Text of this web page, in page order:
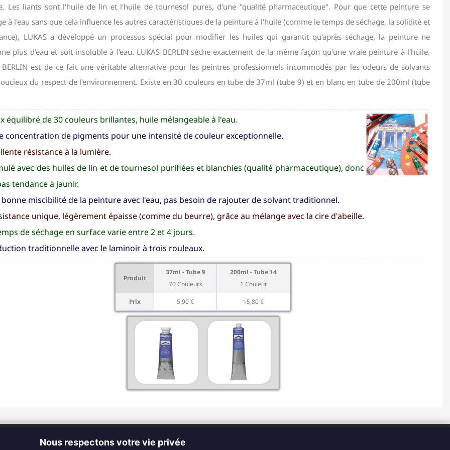
Les liants sont l'huile de lin et l'huile de tournesol pures, d'une "qualité pharmaceutique". Pour que cette peinture se
à l'eau sans que cela influence les autres caractéristiques de la peinture à l'huile (comme le temps de séchage, la solidité et
LUKAS a développé un processus spécial pour modifier les huiles qui garantit qu'après séchage, la peinture ne
plus d'eau et soit insoluble à l'eau. LUKAS BERLIN sèche exactement de la même façon qu'une vraie peinture à l'huile.
BERLIN est de ce fait une véritable alternative pour les peintres professionnels incommodés par les odeurs de solvants
du respect de l'environnement. Existe en 30 couleurs en tube de 37ml (tube 9) et en blanc en tube de 200ml (tube
équilibré de 30 couleurs brillantes, huile mélangeable à l'eau.
concentration de pigments pour une intensité de couleur exceptionnelle.
résistance à la lumière.
avec des huiles de lin et de tournesol purifiées et blanchies (qualité pharmaceutique), donc
tendance à jaunir.
bonne miscibilité de la peinture avec l'eau, pas besoin de rajouter de solvant traditionnel.
unique, légèrement épaisse (comme du beurre), grâce au mélange avec la cire d'abeille.
de séchage en surface varie entre 2 et 4 jours.
traditionnelle avec le laminoir à trois rouleaux.
Produit
37ml - Tube 9
70 Couleurs
200ml - Tube 14
1 Couleur
Prix 5,90 € 15,80 €
Nous respectons votre vie privée